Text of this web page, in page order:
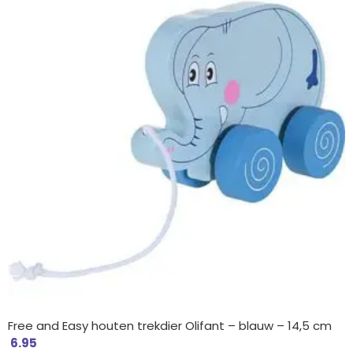
Free and Easy houten trekdier Olifant – blauw – 14,5 cm
6.95